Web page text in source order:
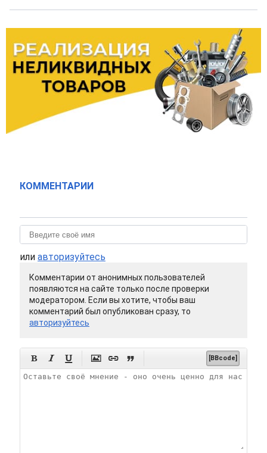
КОММЕНТАРИИ
или авторизуйтесь
Комментарии от анонимных пользователей
появляются на сайте только после проверки
модератором. Если вы хотите, чтобы ваш
комментарий был опубликован сразу, то
авторизуйтесь
      [BBcode]